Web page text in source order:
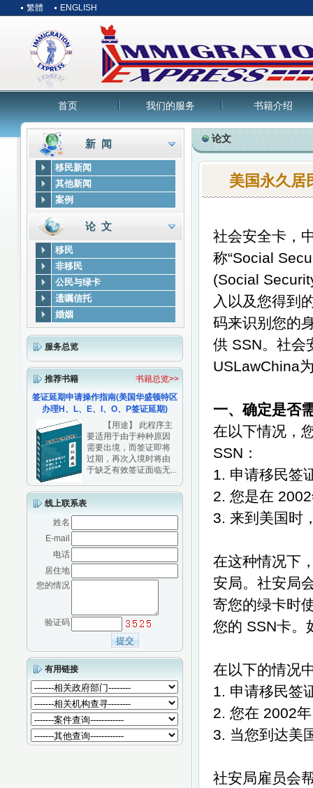
繁體 ENGLISH
首页 我们的服务 书籍介绍
新 闻
移民新闻
其他新闻
案例
论 文
移民
非移民
公民与绿卡
遗嘱信托
婚姻
服务总览
推荐书籍
书籍总览>>
签证延期申请操作指南(美国华盛顿特区
办理H、L、E、I、O、P签证延期)
【用途】 此程序主
要适用于由于种种原因
需要出境，而签证即将
过期，再次入境时将由
于缺乏有效签证面临无...
线上联系表
姓名
E-mail
电话
居住地
您的情况
验证码
有用链接
论文
美国永久居
社会安全卡，
称“Social
(Social
入以及您得到
码来识别您的
供 SSN。 社会
USLawChina
一、确定是否
在以下情况，
SSN：
1. 申请移民签
2. 您是在
3. 来到美国时
在这种情况下
安局。社安局
寄您的绿卡时
您的 SSN卡。
在以下的情况
1. 申请移民签
2. 您在 2002
3. 当您到达美
社安局雇员会